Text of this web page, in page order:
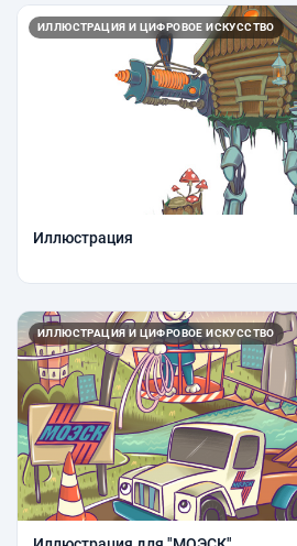
ИЛЛЮСТРАЦИЯ И ЦИФРОВОЕ ИСКУССТВО
Иллюстрация
ИЛЛЮСТРАЦИЯ И ЦИФРОВОЕ ИСКУССТВО